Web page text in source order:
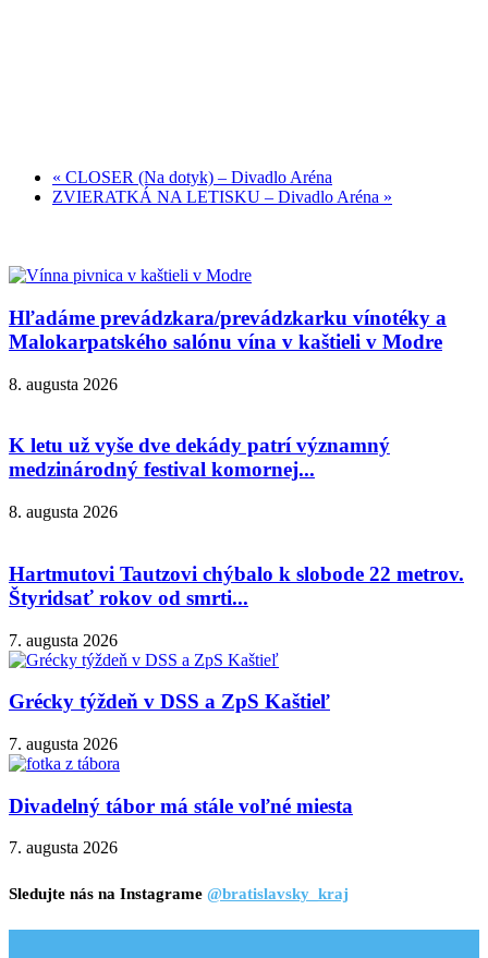
« CLOSER (Na dotyk) – Divadlo Aréna
ZVIERATKÁ NA LETISKU – Divadlo Aréna »
Hľadáme prevádzkara/prevádzkarku vínotéky a
Malokarpatského salónu vína v kaštieli v Modre
8. augusta 2026
K letu už vyše dve dekády patrí významný
medzinárodný festival komornej...
8. augusta 2026
Hartmutovi Tautzovi chýbalo k slobode 22 metrov.
Štyridsať rokov od smrti...
7. augusta 2026
Grécky týždeň v DSS a ZpS Kaštieľ
7. augusta 2026
Divadelný tábor má stále voľné miesta
7. augusta 2026
Sledujte nás na Instagrame @bratislavsky_kraj